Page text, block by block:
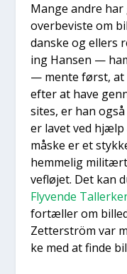
Man­ge andre
over­be­vi­ste om
dan­ske og ellers
ing Han­sen —
— men­te først, at
efter at have
sites, er han
er lavet ved hjælp
måske er et
hem­me­lig
ve­flø­jet. Det kan
Fly­ven­de
for­tæl­ler om
Zet­ter­ström var
ke med at fin­de